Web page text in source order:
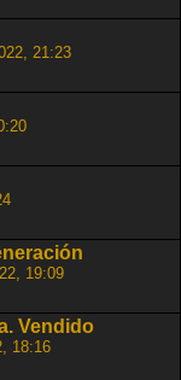
21:23
19:09
Vendido
18:16